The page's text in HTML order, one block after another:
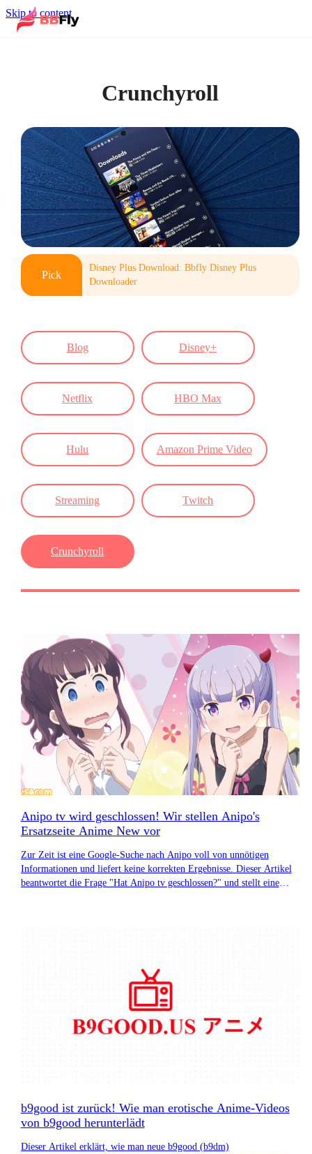
Skip to content
Crunchyroll
Pick
Disney Plus Download: Bbfly Disney Plus
Downloader
Blog Disney+
Netflix HBO Max
Hulu Amazon Prime Video
Streaming Twitch
Crunchyroll
Anipo tv wird geschlossen! Wir stellen Anipo's
Ersatzseite Anime New vor
Zur Zeit ist eine Google-Suche nach Anipo voll von unnötigen
Informationen und liefert keine korrekten Ergebnisse. Dieser Artikel
beantwortet die Frage "Hat Anipo tv geschlossen?" und stellt eine
b9good ist zurück! Wie man erotische Anime-Videos
von b9good herunterlädt
Dieser Artikel erklärt, wie man neue b9good (b9dm)